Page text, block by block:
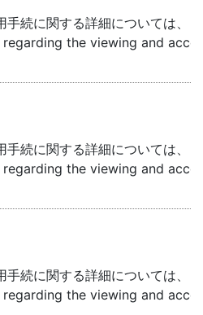
続に関する詳細については、「
the viewing and
続に関する詳細については、「
the viewing and
続に関する詳細については、「
the viewing and